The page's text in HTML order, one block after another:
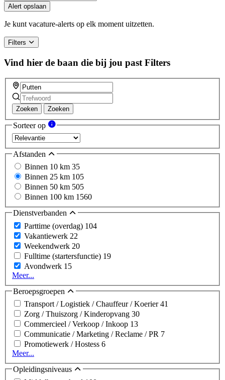
Alert opslaan
Je kunt vacature-alerts op elk moment uitzetten.
Filters
Vind hier de baan die bij jou past Filters
Zoeken Zoeken
Sorteer op
Afstanden
Binnen 10 km 35
Binnen 25 km 105
Binnen 50 km 505
Binnen 100 km 1560
Dienstverbanden
Parttime (overdag) 104
Vakantiewerk 22
Weekendwerk 20
Fulltime (startersfunctie) 19
Avondwerk 15
Meer...
Beroepsgroepen
Transport / Logistiek / Chauffeur / Koerier41
Zorg / Thuiszorg / Kinderopvang 30
Commercieel / Verkoop / Inkoop 13
Communicatie / Marketing / Reclame / PR 7
Promotiewerk / Hostess 6
Meer...
Opleidingsniveaus